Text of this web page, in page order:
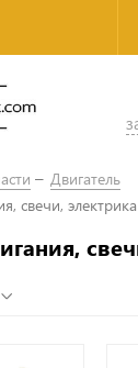
Двигатель
свечи, электрика